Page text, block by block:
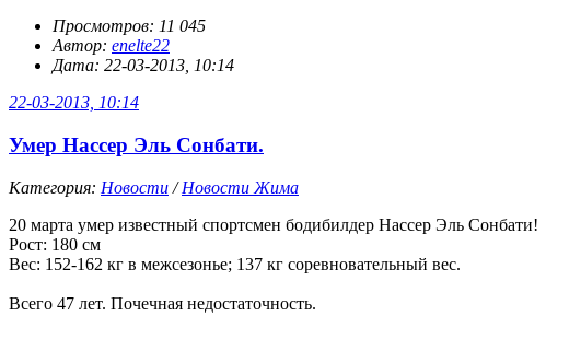
Просмотров: 11 045
Автор: enelte22
Дата: 22-03-2013, 10:14
22-03-2013, 10:14
Умер Нассер Эль Сонбати.
Категория: Новости /Новости Жима
20 марта умер известный спортсмен бодибилдер Нассер Эль Сонбати!
Рост: 180 см
Вес: 152-162 кг в межсезонье; 137 кг соревновательный вес.
Всего 47 лет. Почечная недостаточность.